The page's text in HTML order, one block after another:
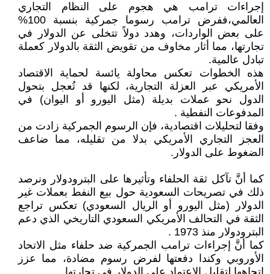
إجراءات ترامب هي هجوم على النظام التجاري
العالمي،ففرض ترامب رسوما جمركية بنسبة 100%
على بعض الواردات، وهدد دولاً تتخلى عن الدولار في
تجارتها، مما أثار مخاوف من تقويض الثقة بالدولار كعملة
تبادل عالمية.
هذه الخطوات تعكس محاولة يائسة لحماية الاقتصاد
الأمريكي عبر العزلة التجارية، لكنها قد تُعجل بتحول
الدول نحو عملات بديلة (مثل اليورو أو اليوان) في
المدفوعات النفطية .
وفقا لتحليلات اقتصادية، فإن الرسوم الجمركية زادت من
العجز التجاري الأمريكي بدلا من تقليله، مما ضاعف
الضغوط على الدولار.
كما أنَّ تآكل ثقة الحلفاء وتأثيرها على البترودولار ونرصد
ذلك في تصريحات السعودية حول بيع النفط بعملات غير
الدولار (مثل اليورو أو الريال السعودي) تعكس تراجع
الثقة في التحالف الأمريكي السعودي التاريخي الذي دعم
البترودولار منذ 1973 .
كما أنَّ إجراءات ترامب الجمركية ضد حلفاء مثل الاتحاد
الأوروبي وكندا دفعتها لفرض رسوم مضادة، مما عزز